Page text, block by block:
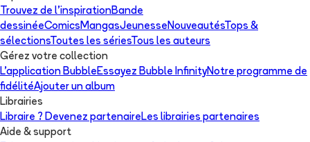
Trouvez de l'inspirationBande
dessinéeComicsMangasJeunesseNouveautésTops &
sélectionsToutes les sériesTous les auteurs
Gérez votre collection
L'application BubbleEssayez Bubble InfinityNotre programme de
fidélitéAjouter un album
Librairies
Libraire ? Devenez partenaireLes librairies partenaires
Aide & support